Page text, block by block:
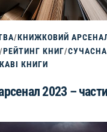
/КНИЖКОВИЙ
/РЕЙТИНГ КНИГ/
КНИГИ
2023 –